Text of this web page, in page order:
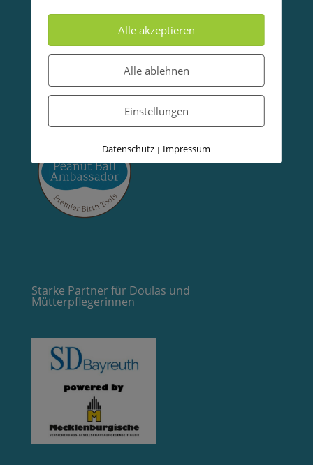
Starke Partner für Doulas und
Mütterpflegerinnen
Alle akzeptieren
Alle ablehnen
Einstellungen
Datenschutz | Impressum